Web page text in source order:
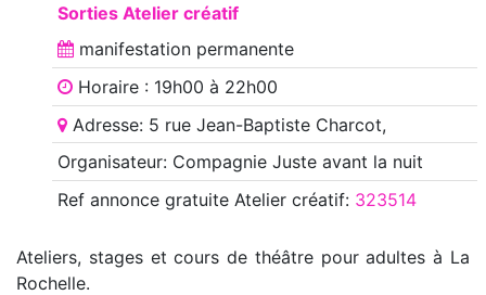
Sorties Atelier créatif
manifestation permanente
Horaire : 19h00 à 22h00
Adresse: 5 rue Jean-Baptiste Charcot,
Organisateur: Compagnie Juste avant la nuit
Ref annoncegratuite Atelier créatif: 323514
Ateliers, stages et cours de théâtre pour adultes à La
Rochelle.